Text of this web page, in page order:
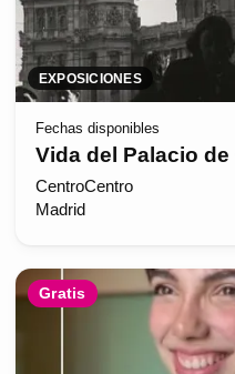
EXPOSICIONES
Fechas disponibles
Vida del Palacio de
CentroCentro
Madrid
Gratis